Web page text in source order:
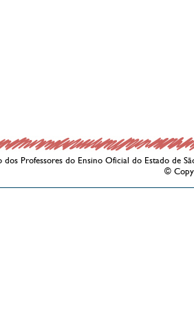
dos Professores do Ensino Oficial do Estado de
©